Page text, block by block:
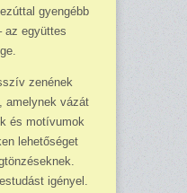
gyengébb
az együttes
zenének
amelynek vázát
és motívumok
lehetőséget
igényel.